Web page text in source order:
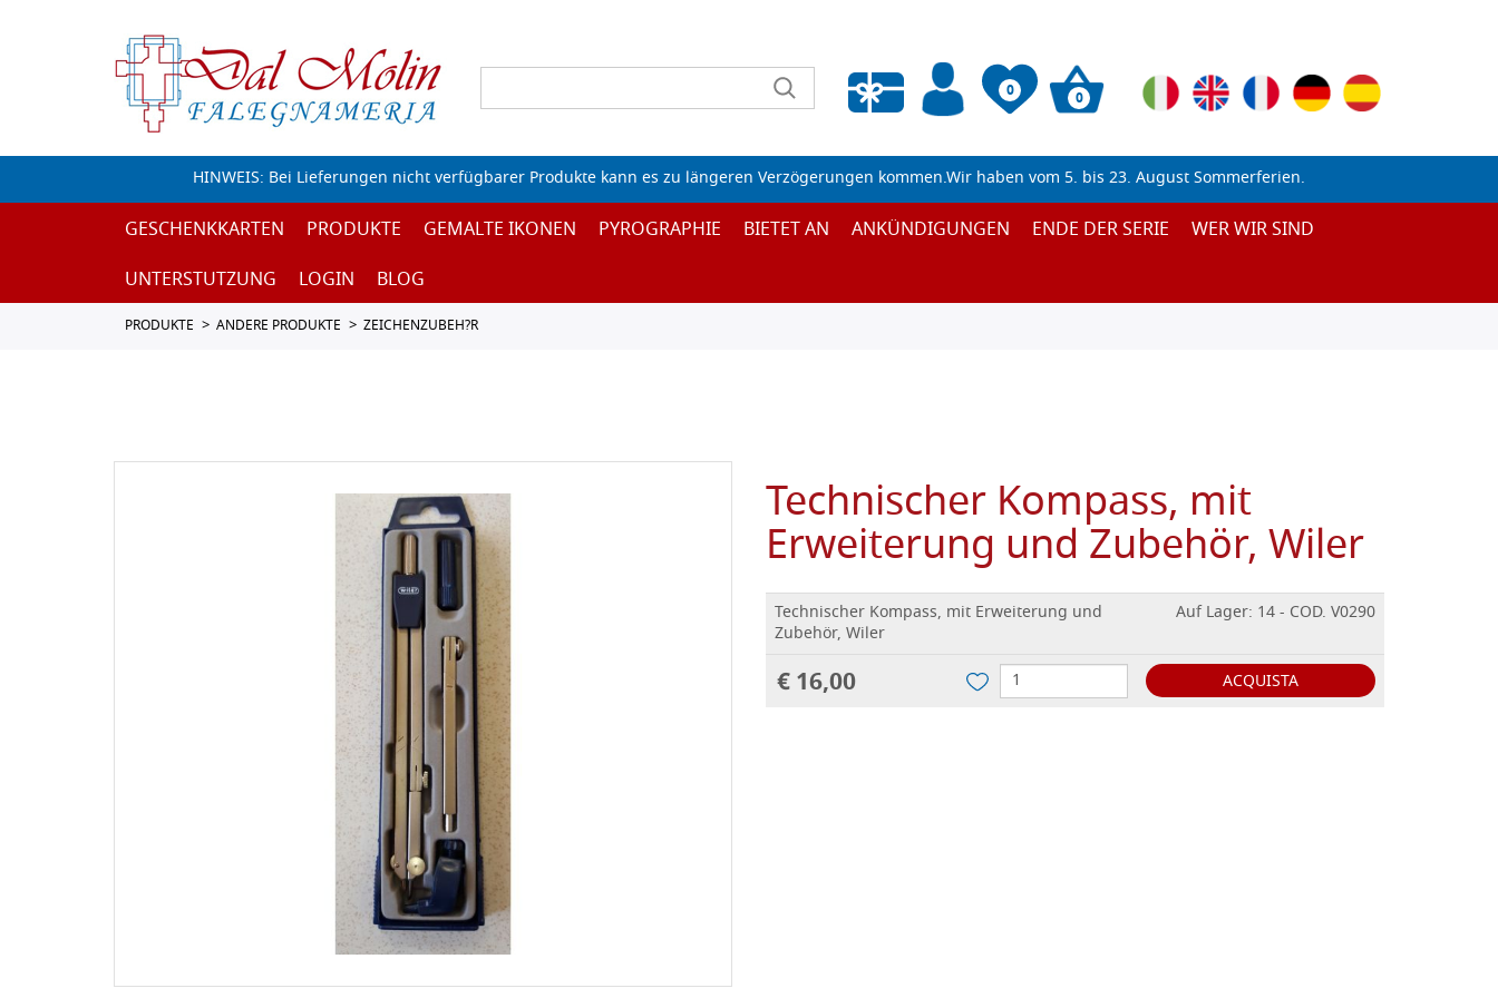
0
Wunschliste leeren
0
HINWEIS: Bei Lieferungen nicht verfügbarer Produkte kann es zu längeren Verzögerungen kommen.Wir haben vom 5. bis 23. August Sommerferien.
GESCHENKKARTEN PRODUKTE GEMALTE IKONEN PYROGRAPHIE BIETET AN ANKÜNDIGUNGEN ENDE DER SERIE
WER WIR SIND
UNTERSTUTZUNG
LOGIN BLOG
PRODUKTE ANDERE PRODUKTE ZEICHENZUBEH?R
Technischer Kompass, mit
Erweiterung und Zubehör, Wiler
Technischer Kompass, mit Erweiterung und
Zubehör, Wiler
Auf Lager: 14 - COD. V0290
€ 16,00 ACQUISTA